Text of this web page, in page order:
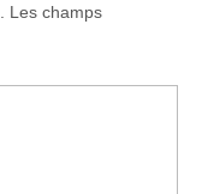
Les champs